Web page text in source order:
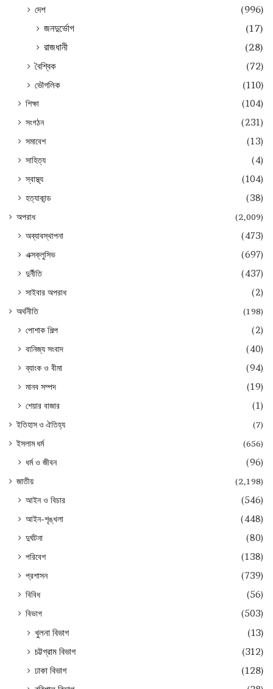
দেশ
(996)
জনদুর্ভোগ
(17)
রাজধানী
(28)
বৈশ্বিক
(72)
ভৌগলিক
(110)
শিক্ষা
(104)
সংগঠন
(231)
সমাবেশ
(13)
সাহিত্য
(4)
স্বাস্থ্য
(104)
হত্যাকান্ড
(38)
অপরাধ (2,009)
অব্যাবস্থাপনা
(473)
এক্সক্লুসিভ
(697)
দুর্নীতি
(437)
সাইবার অপরাধ
(2)
অর্থনীতি (198)
পোশাক শিল্প
(2)
বানিজ্য সংবাদ
(40)
ব্যাংক ও বীমা
(94)
মানব সম্পদ
(19)
শেয়ার বাজার
(1)
ইতিহাস ও ঐতিহ্য
(7)
ইসলাম ধর্ম
(656)
ধর্ম ও জীবন (96)
জাতীয় (2,198)
আইন ও বিচার
(546)
আইন-শৃঙ্খলা
(448)
দুর্ঘটনা
(80)
পরিবেশ
(138)
প্রশাসন
(739)
বিবিধ
(56)
বিভাগ
(503)
খুলনা বিভাগ
(13)
চট্টগ্রাম বিভাগ
(312)
ঢাকা বিভাগ
(128)